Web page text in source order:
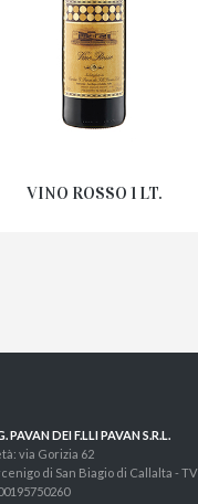
VINO ROSSO 1 LT.
PAVAN DEI F.LLI PAVAN S.R.L.
via Gorizia 62
di San Biagio di Callalta - TV